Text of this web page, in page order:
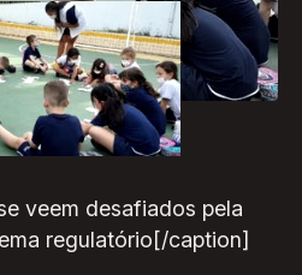
veem desafiados pela
regulatório[/caption]